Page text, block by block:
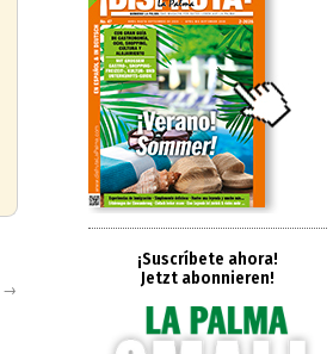
→
¡Suscríbete ahora!
Jetzt abonnieren!